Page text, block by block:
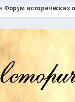
Форум исторических